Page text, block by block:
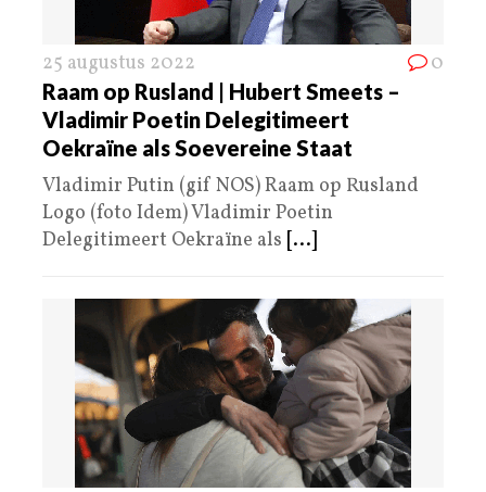
25 augustus 2022 0
Raam op Rusland | Hubert Smeets –
Vladimir Poetin Delegitimeert
Oekraïne als Soevereine Staat
Vladimir Putin (gif NOS) Raam op Rusland
Logo (foto Idem) Vladimir Poetin
Delegitimeert Oekraïne als [...]